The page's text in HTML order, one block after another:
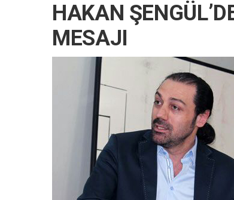
HAKAN
MESAJI